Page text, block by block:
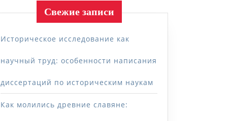
Свежие записи
Историческое исследование как
научный труд: особенности написания
диссертаций по историческим наукам
Как молились древние славяне: